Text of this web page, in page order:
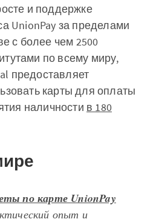
и поддержке
UnionPay за пределами
с более чем 2500
по всему миру,
предоставляет
карты для оплаты
наличности в 180
по карте UnionPay
опыт и